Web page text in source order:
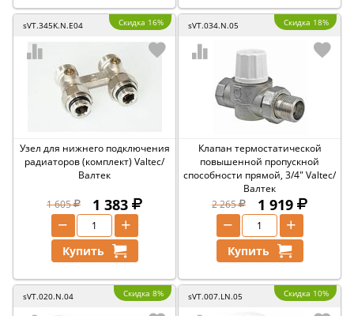
sVT.345K.N.E04 Скидка 16%
Узел для нижнего подключения
радиаторов (комплект) Valtec/
Валтек
1 605 1 383
+
−
Купить
sVT.034.N.05 Скидка 18%
Клапан термостатической
повышенной пропускной
способности прямой, 3/4" Valtec/
Валтек
2 265
1 919
+
−
Купить
sVT.020.N.04 Скидка 8% sVT.007.LN.05 Скидка 10%